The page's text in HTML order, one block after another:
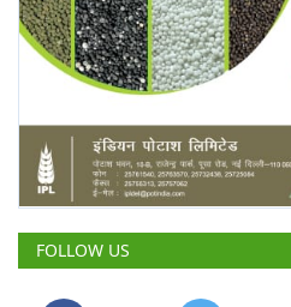
FOLLOW US